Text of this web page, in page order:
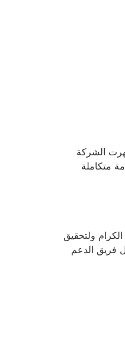
الشركة
متكاملة
ولتحقيق
فريق الدعم